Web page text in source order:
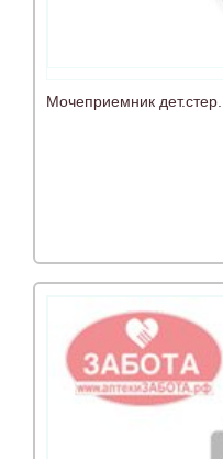
Мочеприемник